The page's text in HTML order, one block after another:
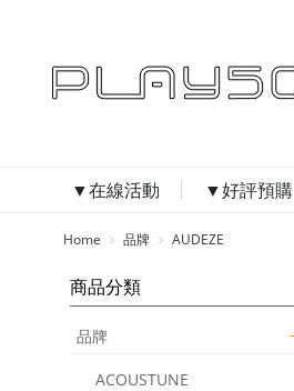
▼在線活動 ▼好評預購
Home 品牌 AUDEZE
商品分類
品牌
ACOUSTUNE